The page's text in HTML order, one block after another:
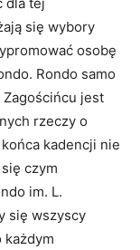
się wybory
osobę
Rondo samo
jest
rzeczy o
kadencji nie
czym
im. L.
się wszyscy
każdym